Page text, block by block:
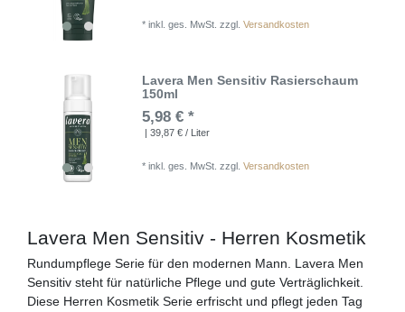
*inkl. ges. MwSt. zzgl.Versandkosten
Lavera Men Sensitiv Rasierschaum
150ml
5,98 € *
| 39,87 € / Liter
*inkl. ges. MwSt. zzgl.Versandkosten
Lavera Men Sensitiv - Herren Kosmetik
Rundumpflege Serie für den modernen Mann. Lavera Men
Sensitiv steht für natürliche Pflege und gute Verträglichkeit.
Diese Herren Kosmetik Serie erfrischt und pflegt jeden Tag